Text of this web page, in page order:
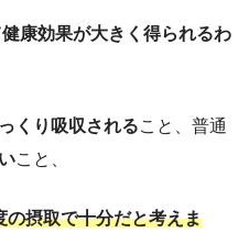
康効果が大きく得られるわ
くり吸収されること、普通
こと、
の摂取で十分だと考えま